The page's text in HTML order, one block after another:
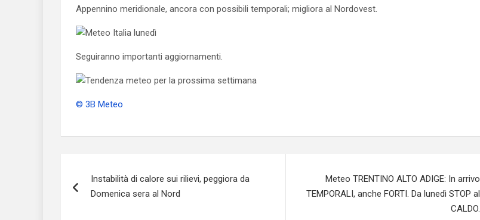
Appennino meridionale, ancora con possibili temporali; migliora al Nordovest.
Seguiranno importanti aggiornamenti.
© 3B Meteo
articoli
Instabilità di calore sui rilievi, peggiora da
Domenica sera al Nord
Meteo TRENTINO ALTO ADIGE: In arrivo
TEMPORALI, anche FORTI. Da lunedì STOP al
CALDO.